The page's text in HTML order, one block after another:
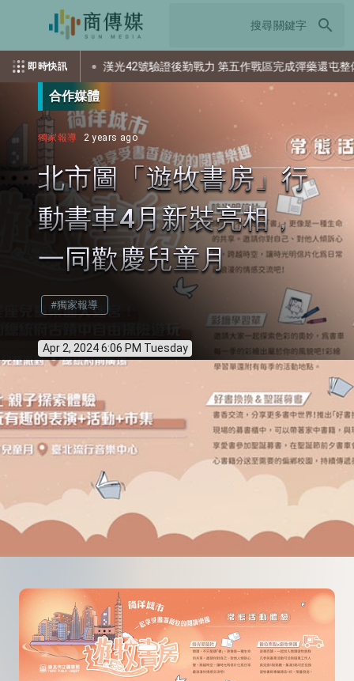
search
即時快訊
？ 漢光42號驗證後勤戰力 第五作戰區完成彈藥還屯整備
合作媒體
獨家報導 2 years ago
北市圖「遊牧書房」行
動書車4月新裝亮相，
一同歡慶兒童月
#獨家報導
Apr 2, 2024 6:06 PM Tuesday